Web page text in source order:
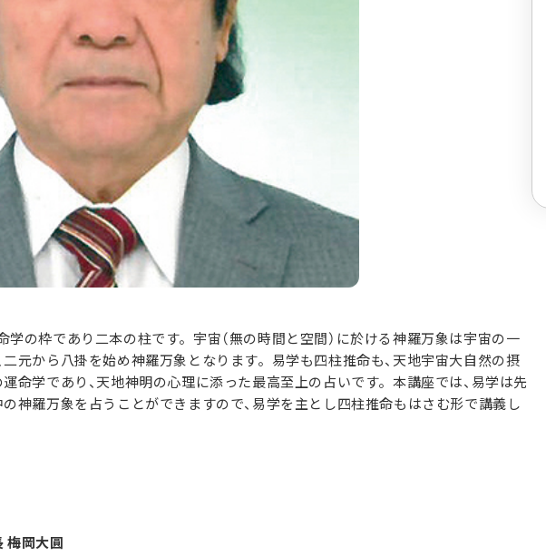
学の枠であり二本の柱です。宇宙（無の時間と空間）に於ける神羅万象は宇宙の一
二元から八掛を始め神羅万象となります。易学も四柱推命も、天地宇宙大自然の摂
命学であり、天地神明の心理に添った最高至上の占いです。本講座では、易学は先
の神羅万象を占うことができますので、易学を主とし四柱推命もはさむ形で講義し
梅岡大圓